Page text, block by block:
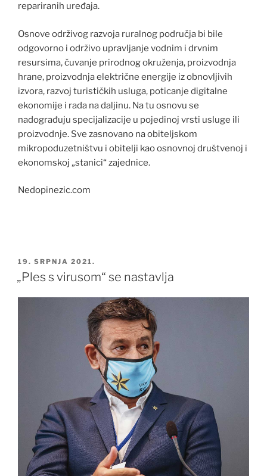
repariranih uređaja.
Osnove održivog razvoja ruralnog područja bi bile
odgovorno i održivo upravljanje vodnim i drvnim
resursima, čuvanje prirodnog okruženja, proizvodnja
hrane, proizvodnja električne energije iz obnovljivih
izvora, razvoj turističkih usluga, poticanje digitalne
ekonomije i rada na daljinu. Na tu osnovu se
nadograđuju specijalizacije u pojedinoj vrsti usluge ili
proizvodnje. Sve zasnovano na obiteljskom
mikropoduzetništvu i obitelji kao osnovnoj društvenoj i
ekonomskoj „stanici“ zajednice.
Nedopinezic.com
OBJAVLJENO
19. SRPNJA 2021.
„Ples s virusom“ se nastavlja